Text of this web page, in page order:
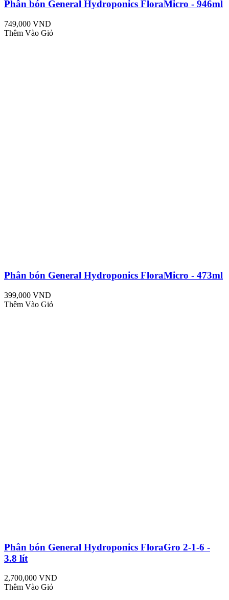
Phân bón General Hydroponics FloraMicro - 946ml
749,000 VND
Thêm Vào Giỏ
Phân bón General Hydroponics FloraMicro - 473ml
399,000 VND
Thêm Vào Giỏ
Phân bón General Hydroponics FloraGro 2-1-6 -
3.8 lít
2,700,000 VND
Thêm Vào Giỏ